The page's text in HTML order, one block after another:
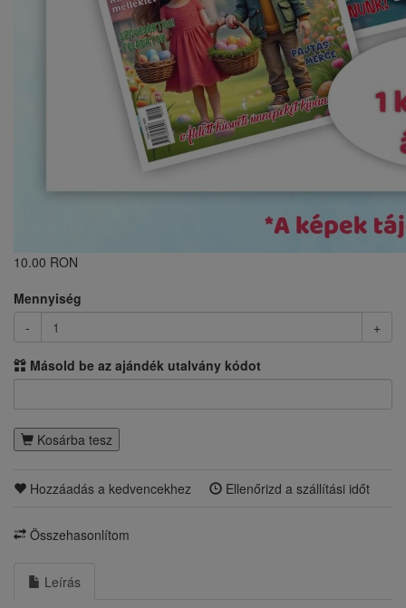
10.00 RON
Mennyiség
-
+
Másold be az ajándék utalvány kódot
Kosárba tesz
Hozzáadás a kedvencekhez Ellenőrizd a szállítási időt
Összehasonlítom
Leírás